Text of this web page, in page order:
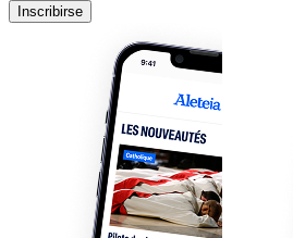
Inscribirse